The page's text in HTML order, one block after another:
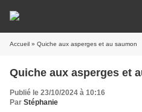
Accueil » Quiche aux asperges et au saumon
Quiche aux asperges et
Publié le 23/10/2024 à 10:16
Par Stéphanie